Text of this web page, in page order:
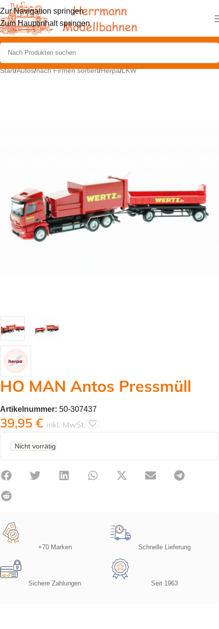
Zur Navigation springen
Zum Hauptinhalt springen
Start/Autos/nach Firmen sortiert/Herpa/LKW
HO MAN Antos Pressmüll
Artikelnummer: 50-307437
39,95 € inkl. MwSt.
Nicht vorrätig
+70 Marken Schnelle Lieferung
Sichere Zahlungen Seit 1963